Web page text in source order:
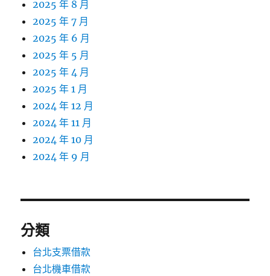
2025 年 8 月
2025 年 7 月
2025 年 6 月
2025 年 5 月
2025 年 4 月
2025 年 1 月
2024 年 12 月
2024 年 11 月
2024 年 10 月
2024 年 9 月
分類
台北支票借款
台北機車借款